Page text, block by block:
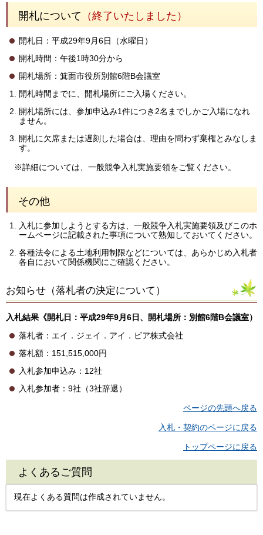
開札について （終了いたしました）
開札日：平成29年9月6日（水曜日）
開札時間：午後1時30分から
開札場所：箕面市役所別館6階B会議室
開札時間までに、開札場所にご入場ください。
開札場所には、参加申込み1件につき2名までしかご入場になれ
ません。
開札に欠席または遅刻した場合は、理由を問わず棄権とみなしま
す。
※詳細については、一般競争入札実施要領をご覧ください。
その他
入札に参加しようとする方は、一般競争入札実施要領及びこのホ
ームページに記載された事項について熟知しておいてください。
各種法令による土地利用制限などについては、あらかじめ入札者
各自において関係機関にご確認ください。
お知らせ（落札者の決定について）
入札結果《開札日：平成29年9月6日、開札場所：別館6階B会議室）
落札者：エイ．ジェイ．アイ．ビア株式会社
落札額：151,515,000円
入札参加申込み：12社
入札参加者：9社（3社辞退）
ページの先頭へ戻る
入札・契約のページに戻る
トップページに戻る
よくあるご質問
現在よくある質問は作成されていません。